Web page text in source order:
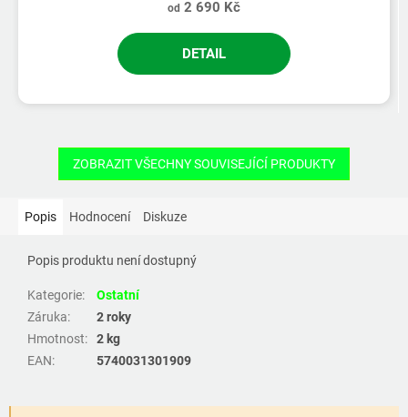
od 2 690 Kč
DETAIL
ZOBRAZIT VŠECHNY SOUVISEJÍCÍ PRODUKTY
Popis Hodnocení Diskuze
Popis produktu není dostupný
Kategorie:
Ostatní
Záruka:
2 roky
Hmotnost:
2 kg
EAN: 5740031301909